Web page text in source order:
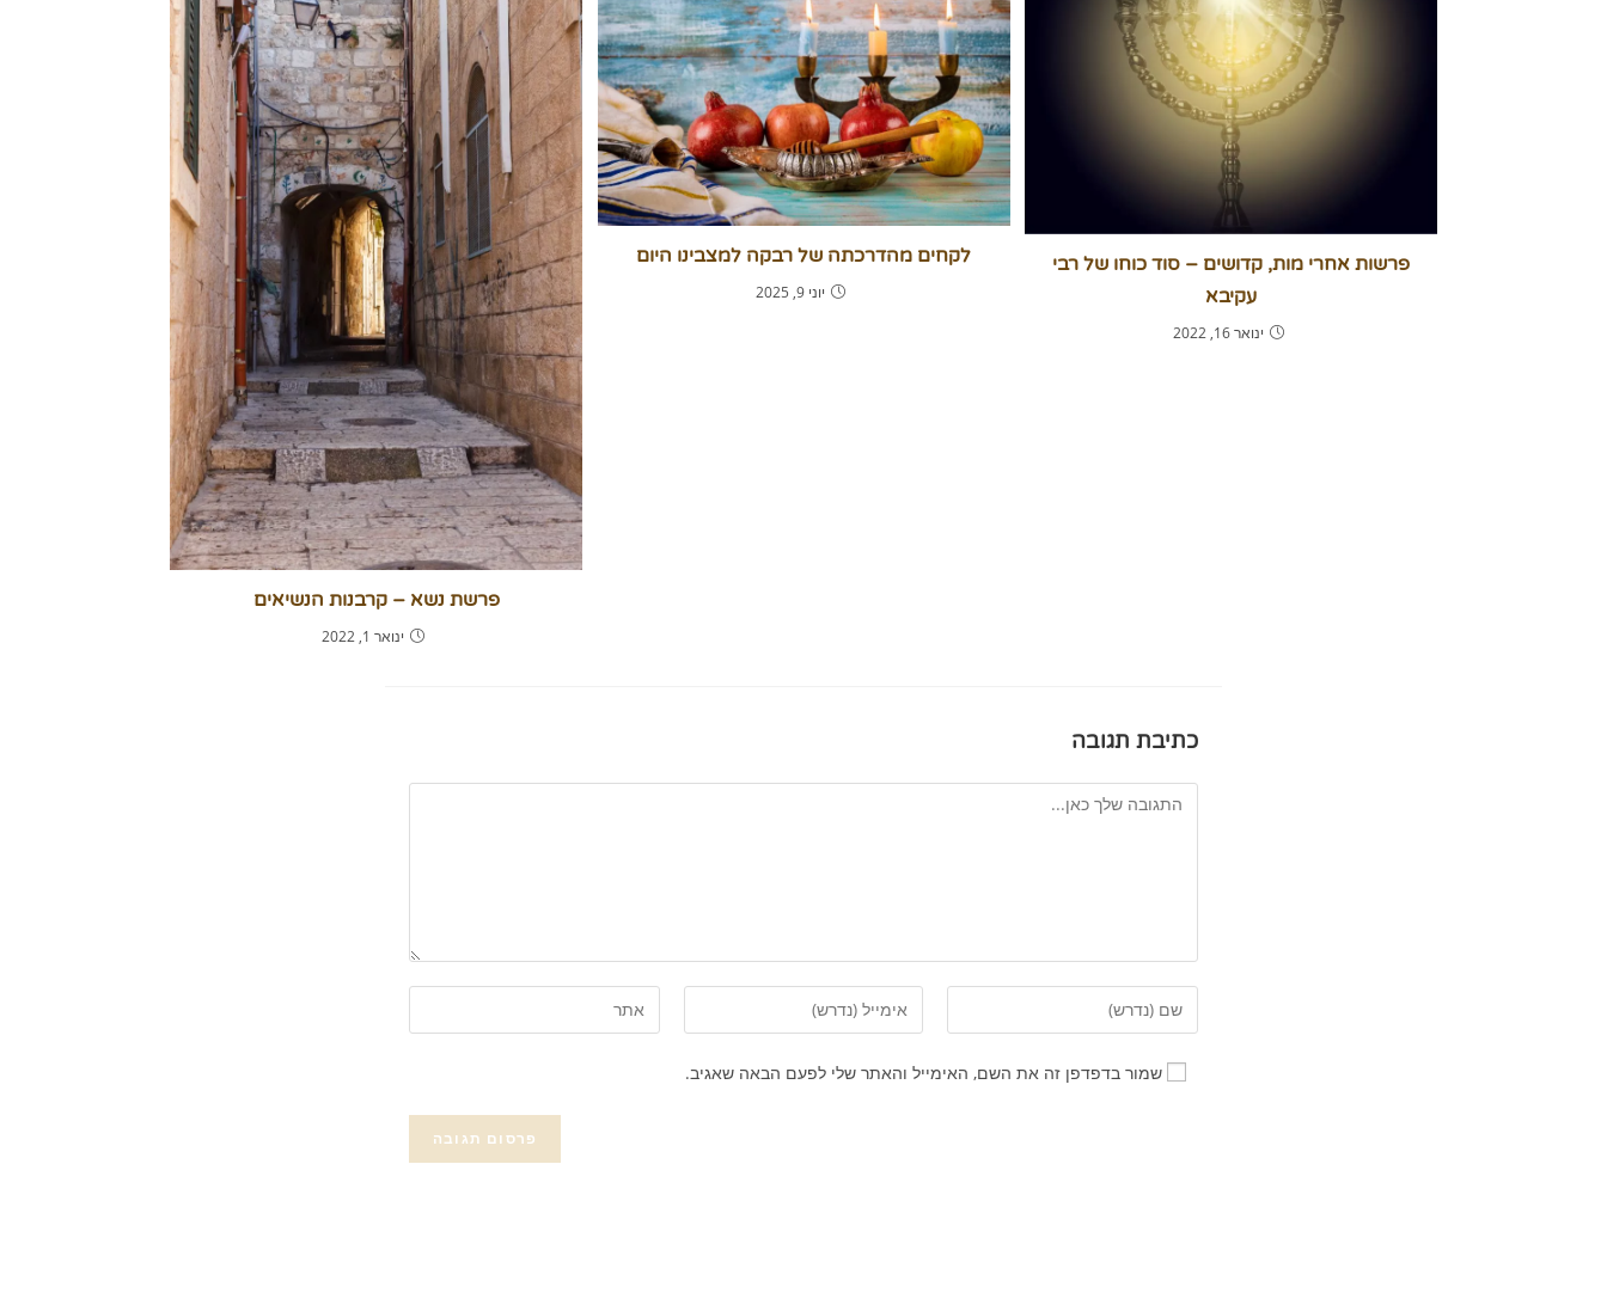
פרשת נשא – קרבנות הנשיאים
ינואר 1, 2022
לקחים מהדרכתה של רבקה למצבינו היום
יוני 9, 2025
פרשות אחרי מות, קדושים – סוד כוחו של רבי
עקיבא
ינואר 16, 2022
כתיבת תגובה
שמור בדפדפן זה את השם, האימייל והאתר שלי לפעם הבאה שאגיב.